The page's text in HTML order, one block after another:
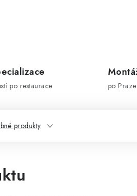
po restaurace po
produkty